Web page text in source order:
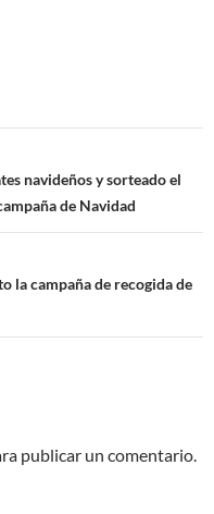
navideños y sorteado el
de Navidad
la campaña de recogida de
publicar un comentario.